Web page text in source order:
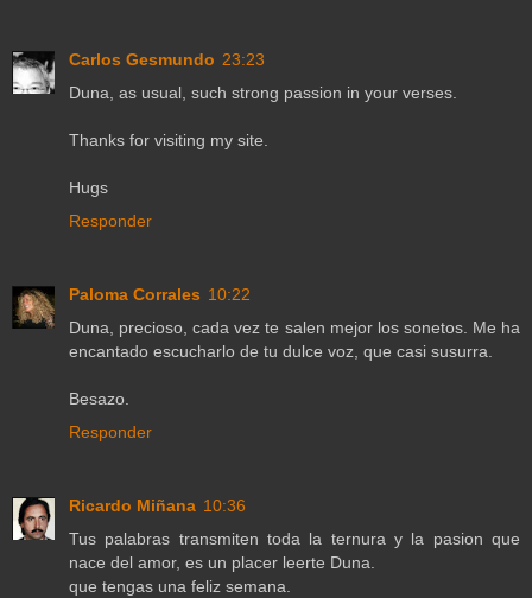
Carlos Gesmundo 23:23
Duna, as usual, such strong passion in your verses.
Thanks for visiting my site.
Hugs
Responder
Paloma Corrales 10:22
Duna, precioso, cada vez te salen mejor los sonetos. Me ha
encantado escucharlo de tu dulce voz, que casi susurra.
Besazo.
Responder
Ricardo Miñana 10:36
Tus palabras transmiten toda la ternura y la pasion que
nace del amor, es un placer leerte Duna.
que tengas una feliz semana.